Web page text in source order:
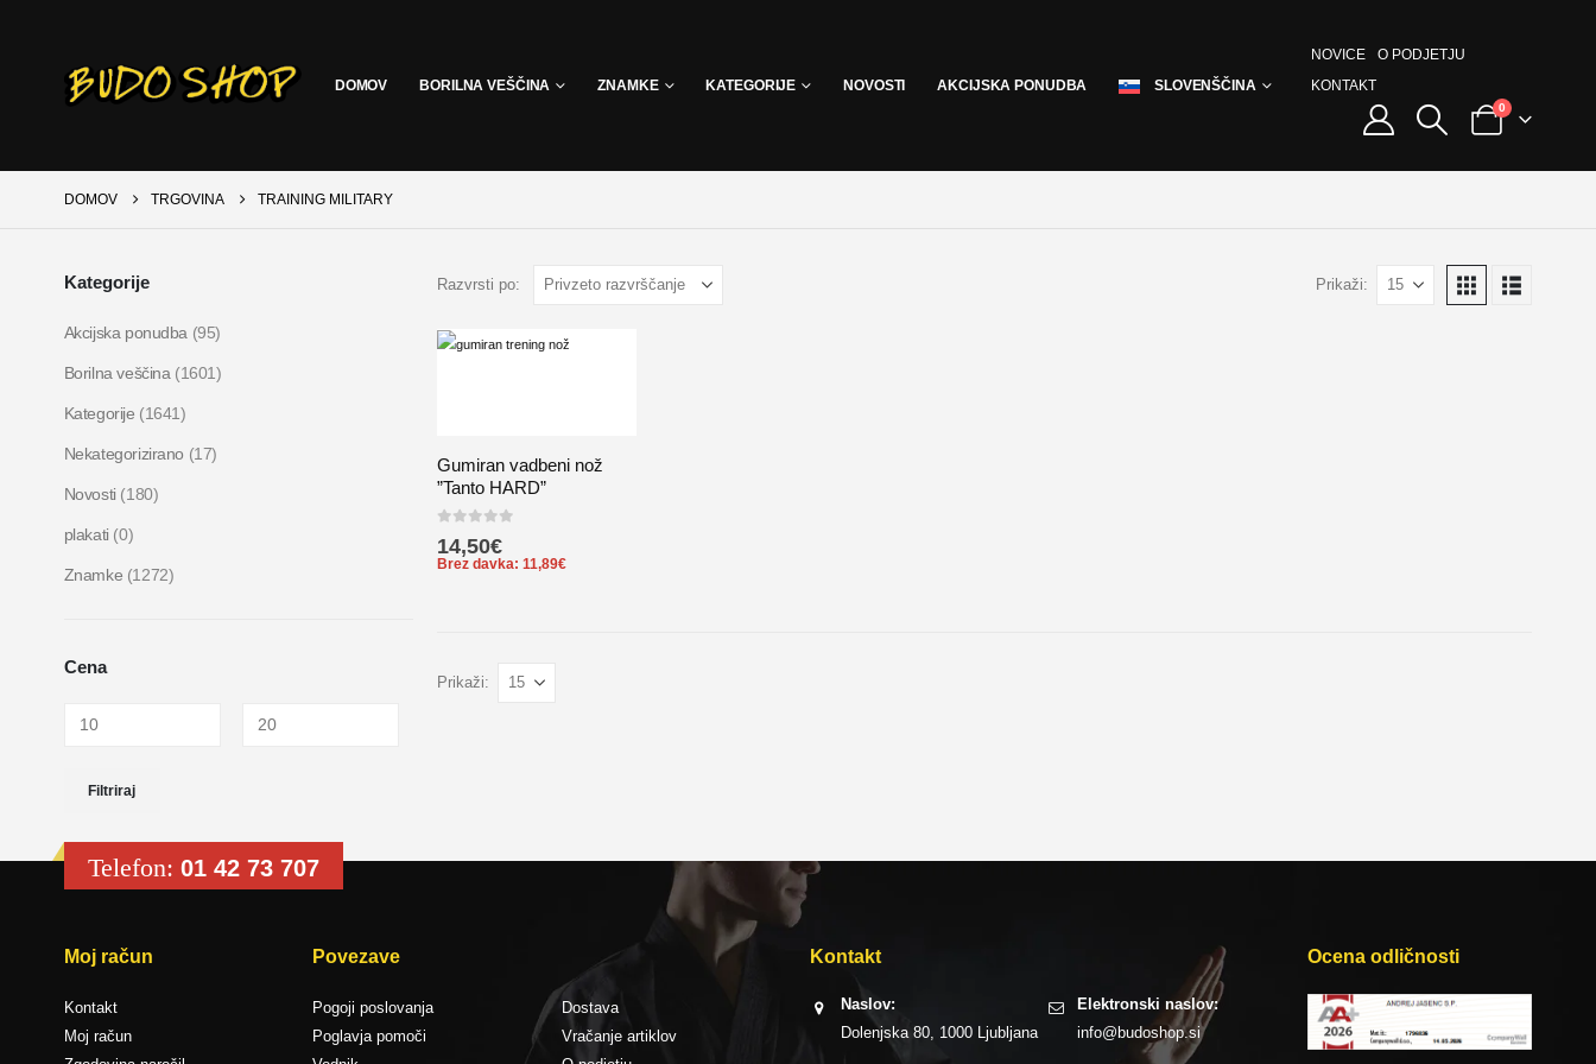
DOMOV BORILNA VEŠČINA ZNAMKE KATEGORIJE NOVOSTI AKCIJSKA PONUDBA SLOVENŠČINA
NOVICE
O PODJETJU
KONTAKT
0
DOMOV TRGOVINA TRAINING MILITARY
Razvrsti po: Prikaži:
Gumiran vadbeni nož
”Tanto HARD”
14,50€
Brez davka: 11,89€
Prikaži:
Kategorije
Akcijska ponudba (95)
Borilna veščina (1601)
Kategorije (1641)
Nekategorizirano (17)
Novosti (180)
plakati (0)
Znamke (1272)
Cena
Filtriraj
Telefon: 01 42 73 707
Moj račun
Kontakt
Moj račun
Povezave
Pogoji poslovanja
Poglavja pomoči
Dostava
Vračanje artiklov
Kontakt
Naslov:
Dolenjska 80, 1000 Ljubljana
Elektronski naslov:
info@budoshop.si
Ocena odličnosti